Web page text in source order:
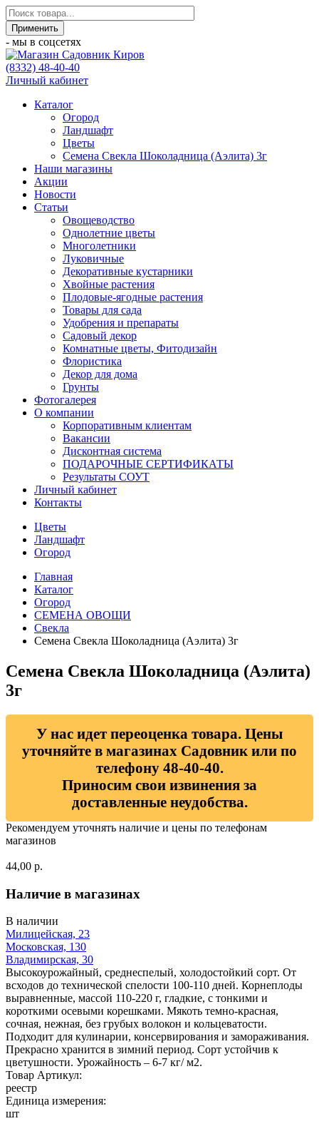
- мы в соцсетях
(8332) 48-40-40
Личный кабинет
Каталог
Огород
Ландшафт
Цветы
Семена Свекла Шоколадница (Аэлита) 3г
Наши магазины
Акции
Новости
Статьи
Овощеводство
Однолетние цветы
Многолетники
Луковичные
Декоративные кустарники
Хвойные растения
Плодовые-ягодные растения
Товары для сада
Удобрения и препараты
Садовый декор
Комнатные цветы, Фитодизайн
Флористика
Декор для дома
Грунты
Фотогалерея
О компании
Корпоративным клиентам
Вакансии
Дисконтная система
ПОДАРОЧНЫЕ СЕРТИФИКАТЫ
Результаты СОУТ
Личный кабинет
Контакты
Цветы
Ландшафт
Огород
Главная
Каталог
Огород
СЕМЕНА ОВОЩИ
Свекла
Семена Свекла Шоколадница (Аэлита) 3г
Семена Свекла Шоколадница (Аэлита)
3г
У нас идет переоценка товара. Цены
уточняйте в магазинах Садовник или по
телефону 48-40-40.
Приносим свои извинения за
доставленные неудобства.
Рекомендуем уточнять наличие и цены по телефонам
магазинов
44,00 р.
Наличие в магазинах
В наличии
Милицейская, 23
Московская, 130
Владимирская, 30
Высокоурожайный, среднеспелый, холодостойкий сорт. От
всходов до технической спелости 100-110 дней. Корнеплоды
выравненные, массой 110-220 г, гладкие, с тонкими и
короткими осевыми корешками. Мякоть темно-красная,
сочная, нежная, без грубых волокон и кольцеватости.
Подходит для кулинарии, консервирования и замораживания.
Прекрасно хранится в зимний период. Сорт устойчив к
цветушности. Урожайность – 6-7 кг/ м2.
Товар Артикул:
реестр
Единица измерения:
шт